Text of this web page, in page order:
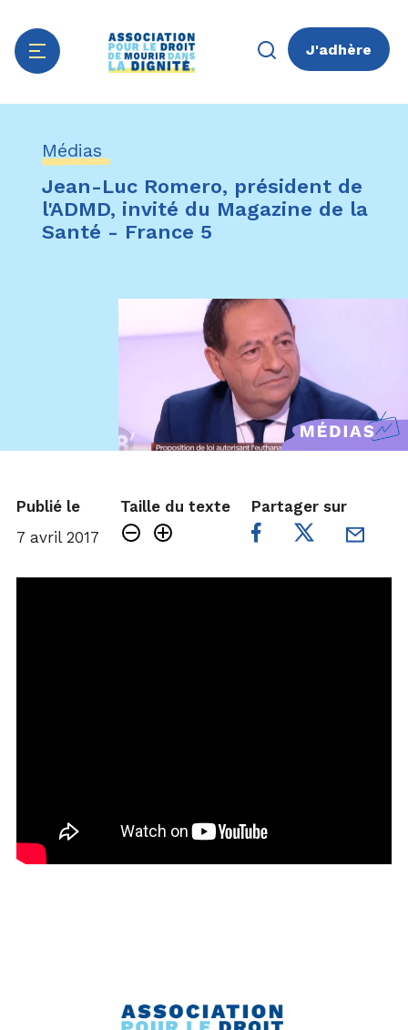
contenu
principal
J'adhère
Médias
Jean-Luc Romero, président de
l'ADMD, invité du Magazine de la
Santé - France 5
Publié le
7 avril 2017
Taille du texte Partager sur